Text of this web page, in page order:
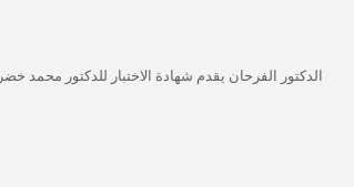
الدكتور الفرحان يقدم شهادة الاختبار للدكتور محمد خضر